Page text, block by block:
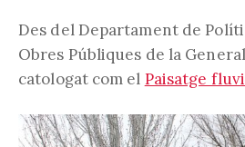
Des del Departament de
Obres Públiques de la
catologat com el Paisatge